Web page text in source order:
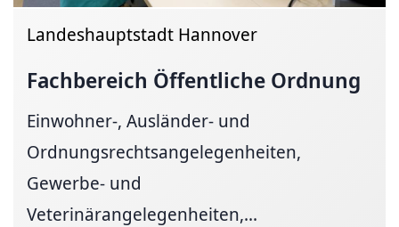
Landeshauptstadt Hannover
Fachbereich Öffentliche Ordnung
Einwohner-, Ausländer- und
Ordnungsrechtsangelegenheiten,
Gewerbe- und
Veterinärangelegenheiten,...